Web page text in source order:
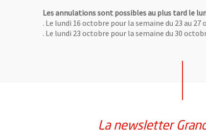
Les annulations sont possibles au plus tard le
. Le lundi 16 octobre pour la semaine du 23 au 27
. Le lundi 23 octobre pour la semaine du 30
La newsletter